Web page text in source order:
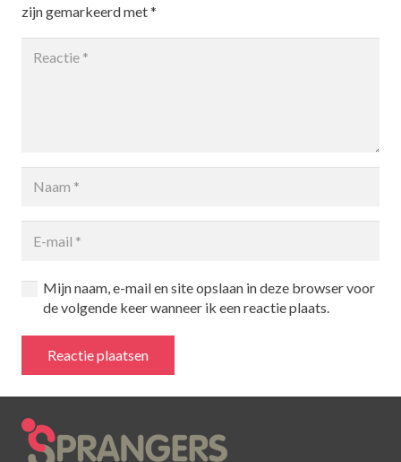
zijn gemarkeerd met*
Mijn naam, e-mail en site opslaan in deze browser voor
de volgende keer wanneer ik een reactie plaats.
Reactie plaatsen